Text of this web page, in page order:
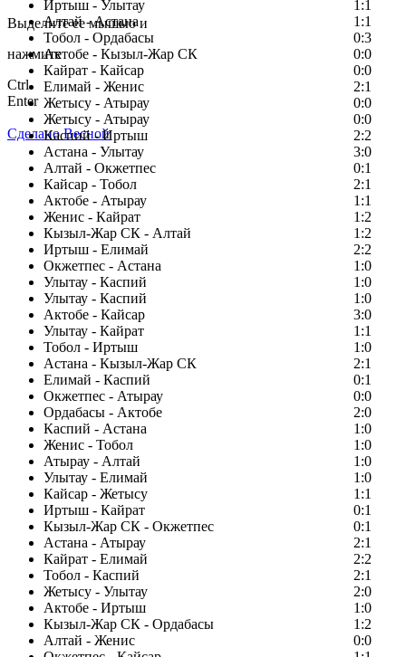
Иртыш - Улытау
1:1
Алтай - Астана
1:1
Тобол - Ордабасы
0:3
Актобе - Кызыл-Жар СК
0:0
Кайрат - Кайсар
0:0
Елимай - Женис
2:1
Жетысу - Атырау
0:0
Жетысу - Атырау
0:0
Каспий - Иртыш
2:2
Астана - Улытау
3:0
Алтай - Окжетпес
0:1
Кайсар - Тобол
2:1
Актобе - Атырау
1:1
Женис - Кайрат
1:2
Кызыл-Жар СК - Алтай
1:2
Иртыш - Елимай
2:2
Окжетпес - Астана
1:0
Улытау - Каспий
1:0
Улытау - Каспий
1:0
Актобе - Кайсар
3:0
Улытау - Кайрат
1:1
Тобол - Иртыш
1:0
Астана - Кызыл-Жар СК
2:1
Елимай - Каспий
0:1
Окжетпес - Атырау
0:0
Ордабасы - Актобе
2:0
Каспий - Астана
1:0
Женис - Тобол
1:0
Атырау - Алтай
1:0
Улытау - Елимай
1:0
Кайсар - Жетысу
1:1
Иртыш - Кайрат
0:1
Кызыл-Жар СК - Окжетпес
0:1
Астана - Атырау
2:1
Кайрат - Елимай
2:2
Тобол - Каспий
2:1
Жетысу - Улытау
2:0
Актобе - Иртыш
1:0
Кызыл-Жар СК - Ордабасы
1:2
Алтай - Женис
0:0
Заметили ошибку в тексте?
Выделите ее мышью и
нажмите
Ctrl
Enter
Сделано Весной